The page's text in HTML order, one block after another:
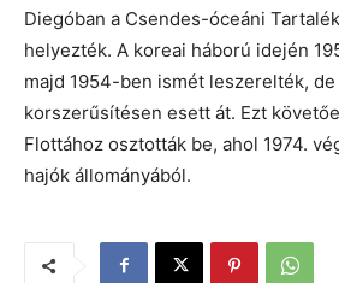
Diegóban a Csendes-óceáni
helyezték. A koreai háború idején
majd 1954-ben ismét leszerelték,
korszerűsítésen esett át. Ezt
Flottához osztották be, ahol 1974.
hajók állományából.